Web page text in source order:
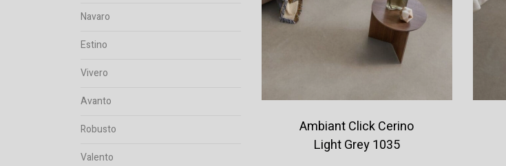
Navaro
Estino
Vivero
Avanto
Robusto
Valento
Ambiant Click Cerino
Light Grey 1035